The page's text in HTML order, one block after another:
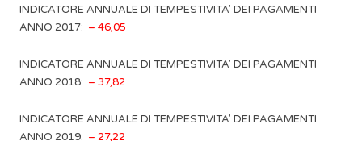
INDICATORE ANNUALE DI TEMPESTIVITA’ DEI PAGAMENTI
ANNO 2017: – 46,05
INDICATORE ANNUALE DI TEMPESTIVITA’ DEI PAGAMENTI
ANNO 2018: – 37,82
INDICATORE ANNUALE DI TEMPESTIVITA’ DEI PAGAMENTI
ANNO 2019: – 27,22